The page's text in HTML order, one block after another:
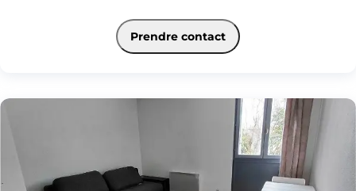
Il offre un séjour spacieux et accueillant, parfait pour profiter de moments de
Vous apprécierez également sa cuisine équipée et aménagée, ouverte sur une
L'appartement dispose également d'une place de parking extérieur, un
Un logement agréable, bien situé et prêt à accueillir ses futurs occupants. À
visiter rapidement !
libre à compter du 28/09
Prendre contact